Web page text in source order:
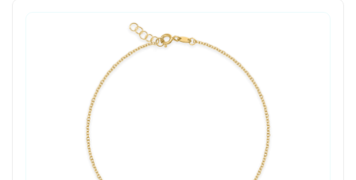
precum: curele, brățări, bijuterii confecționate din
metale prețioase, încălțăminte de brand sau ceasuri